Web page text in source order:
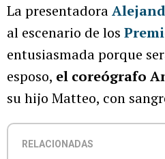
La presentadora
al escenario de los
entusiasmada porque
esposo, el coreógrafo
su hijo Matteo, con
RELACIONADAS